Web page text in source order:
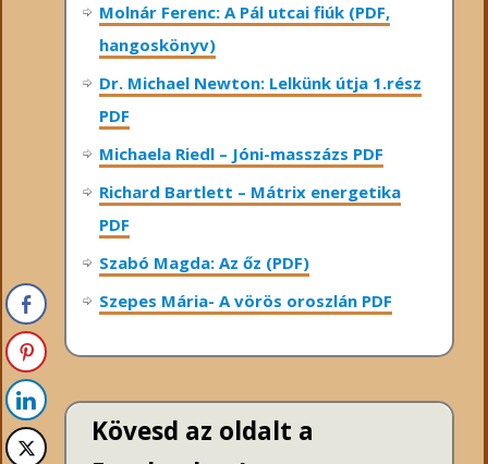
Molnár Ferenc: A Pál utcai fiúk (PDF,
hangoskönyv)
Dr. Michael Newton: Lelkünk útja 1.rész
PDF
Michaela Riedl – Jóni-masszázs PDF
Richard Bartlett – Mátrix energetika
PDF
Szabó Magda: Az őz (PDF)
Szepes Mária- A vörös oroszlán PDF
Kövesd az oldalt a